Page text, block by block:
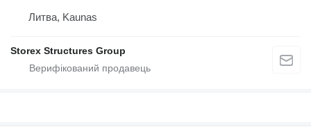
Литва, Kaunas
Storex Structures Group